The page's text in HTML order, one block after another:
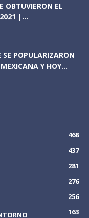
OBTUVIERON EL
|...
POPULARIZARON
Y HOY...
468
437
281
276
256
163